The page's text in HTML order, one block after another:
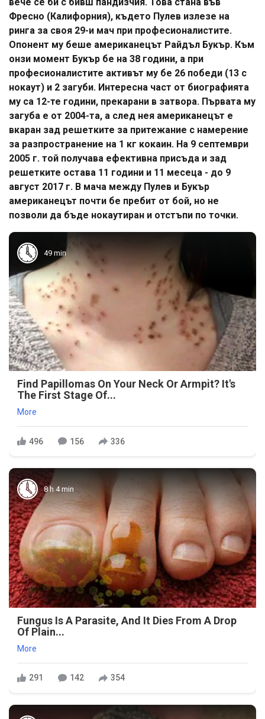
Фресно (Калифорния), където Пулев излезе на
ринга за своя 29-и мач при професионалистите.
Опонент му беше американецът Райдъл Букър. Към
онзи момент Букър бе на 38 години, а при
професионалистите активът му бе 26 победи (13 с
нокаут) и 2 загуби. Интересна част от биографията
му са 12-те години, прекарани в затвора. Първата му
загуба е от 2004-та, а след нея американецът е
вкаран зад решетките за притежание с намерение
за разпространение на 1 кг кокаин. На 9 септември
2005 г. той получава ефективна присъда и зад
решетките остава 11 години и 11 месеца - до 9
август 2017 г. В мача между Пулев и Букър
американецът почти бе пребит от бой, но не
позволи да бъде нокаутиран и отстъпи по точки.
49 min
Find Papillomas On Your Neck Or Armpit? It's
The First Stage Of...
More
496 156 336
8 h 4 min
Fungus Is A Parasite, And It Dies From A Drop
Of Plain...
More
291 142 354